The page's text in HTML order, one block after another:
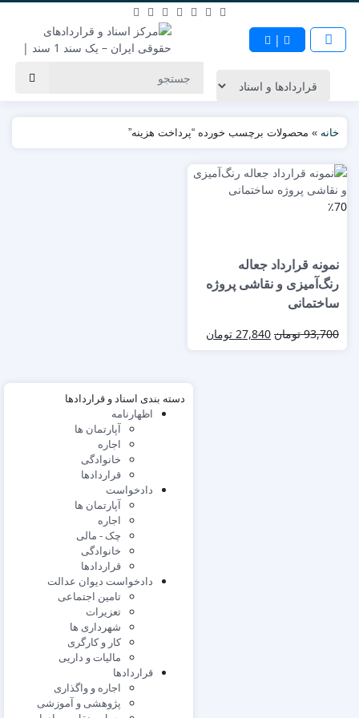
|
خانه » محصولات برچسب خورده “پرداخت هزینه”
٪70
نمونه قرارداد جعاله
رنگ‌آمیزی و نقاشی پروژه
ساختمانی
93,700 تومان 27,840 تومان
دسته بندی اسناد و قراردادها
اظهارنامه
آپارتمان ها
اجاره
خانوادگی
قراردادها
دادخواست
آپارتمان ها
اجاره
چک - مالی
خانوادگی
قراردادها
دادخواست دیوان عدالت
تامین اجتماعی
تعزیرات
شهرداری ها
کار و کارگری
مالیات و داریی
قراردادها
اجاره و واگذاری
پژوهشی و آموزشی